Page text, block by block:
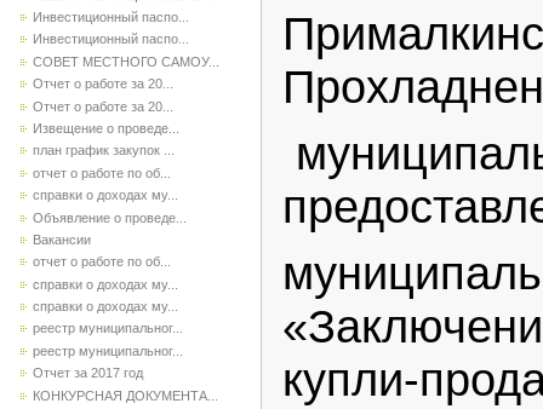
Инвестиционный паспо...
Инвестиционный паспо...
СОВЕТ МЕСТНОГО САМОУ...
Отчет о работе за 20...
Отчет о работе за 20...
Извещение о проведе...
план график закупок ...
отчет о работе по об...
справки о доходах му...
Объявление о проведе...
Вакансии
отчет о работе по об...
справки о доходах му...
справки о доходах му...
реестр муниципальног...
реестр муниципальног...
Отчет за 2017 год
КОНКУРСНАЯ ДОКУМЕНТА...
купли-